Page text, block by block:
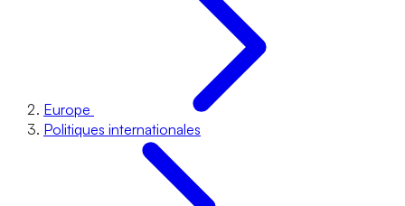
Europe
Politiques internationales